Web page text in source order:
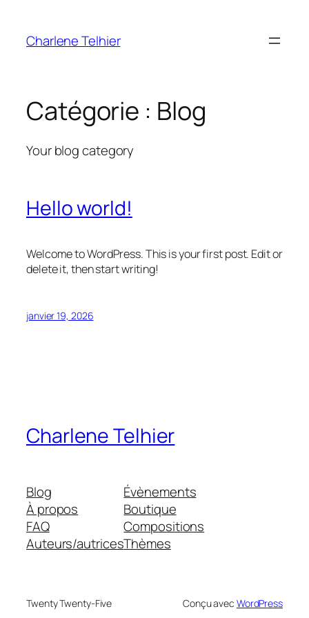
contenu
Charlene Telhier
Catégorie : Blog
Your blog category
Hello world!
Welcome to WordPress. This is your first post. Edit or
delete it, then start writing!
janvier 19, 2026
Charlene Telhier
Blog
À propos
FAQ
Auteurs/autrices
Évènements
Boutique
Compositions
Thèmes
Twenty Twenty-Five Conçu avec WordPress